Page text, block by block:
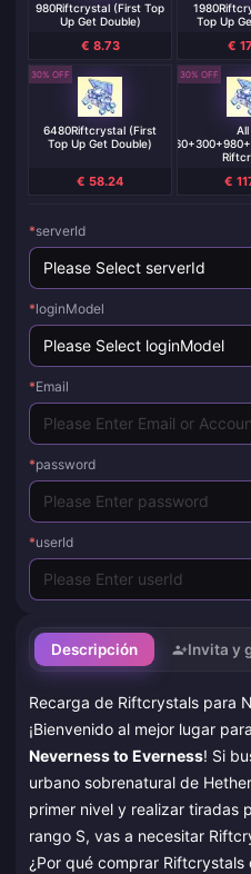
Descripción Invita y
Recarga de Riftcrystals para
¡Bienvenido al mejor lugar
Neverness to Everness! Si
urbano sobrenatural de
primer nivel y realizar tiradas
rango S, vas a necesitar
¿Por qué comprar Riftcrystals
980Riftcrystal (First Top
Up Get Double)
€ 8.73
Top Up
€
30% OFF
6480Riftcrystal (First
Top Up Get Double)
€ 58.24
30% OFF
All
One（
€
*serverId
*loginModel
*Email
*password
*userId